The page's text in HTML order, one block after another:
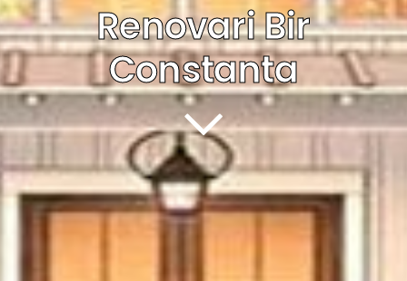
RenovariMag
Constanta